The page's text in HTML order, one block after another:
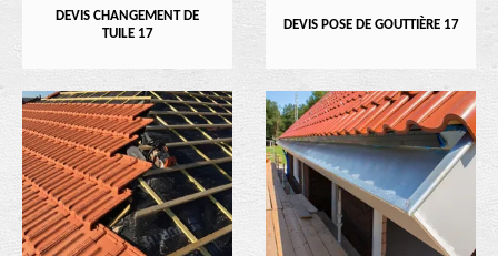
DEVIS CHANGEMENT DE
TUILE 17
DEVIS POSE DE GOUTTIÈRE 17